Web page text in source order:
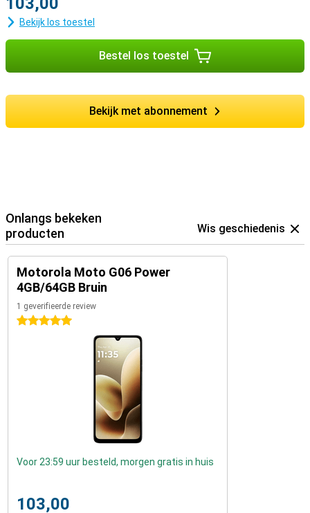
Bekijk los toestel
Bestel los toestel
Bekijk met abonnement
Onlangs bekeken
producten
Wis geschiedenis
Motorola Moto G06 Power
4GB/64GB Bruin
1 geverifieerde review
5 sterren
Voor 23:59 uur besteld, morgen gratis in huis
103,00